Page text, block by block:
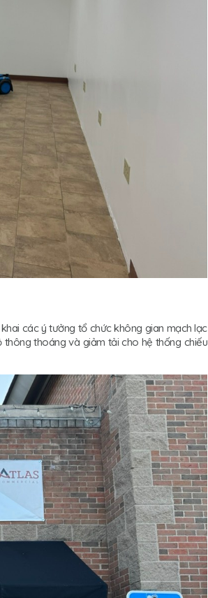
các ý tưởng tổ chức không gian mạch lạc
thoáng và giảm tải cho hệ thống chiếu